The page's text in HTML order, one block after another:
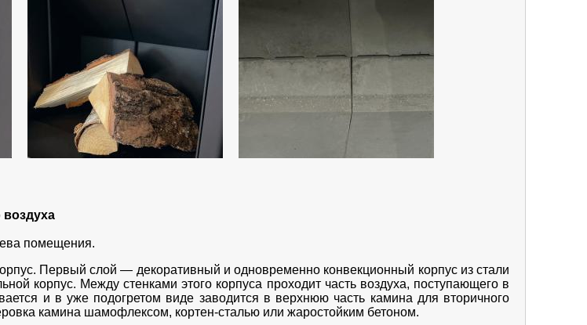
воздуха
помещения.
Первый слой — декоративный и одновременно конвекционный корпус из стали
корпус. Между стенками этого корпуса проходит часть воздуха, поступающего в
и в уже подогретом виде заводится в верхнюю часть камина для вторичного
камина шамофлексом, кортен-сталью или жаростойким бетоном.